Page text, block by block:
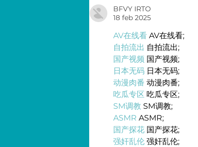
BFVY IRTO
18 feb 2025
AV在线看 AV在线看;
自拍流出 自拍流出;
国产视频 国产视频;
日本无码 日本无码;
动漫肉番 动漫肉番;
吃瓜专区 吃瓜专区;
SM调教 SM调教;
ASMR ASMR;
国产探花 国产探花;
强奸乱伦 强奸乱伦;